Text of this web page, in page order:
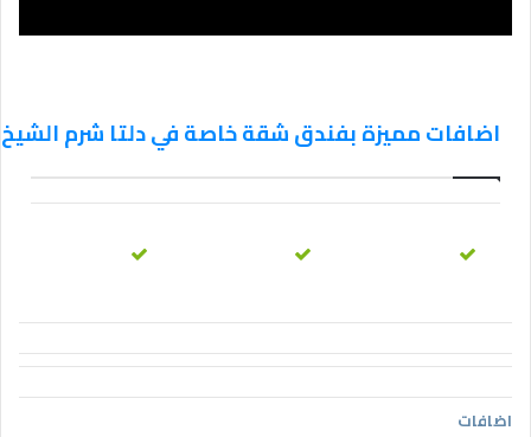
اضافات مميزة بفندق شقة خاصة في دلتا شرم الشيخ
اضافات